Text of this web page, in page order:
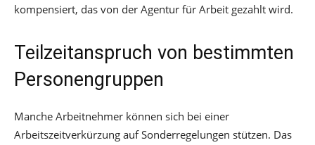
kompensiert, das von der Agentur für Arbeit gezahlt wird.
Teilzeitanspruch von bestimmten
Personengruppen
Manche Arbeitnehmer können sich bei einer
Arbeitszeitverkürzung auf Sonderregelungen stützen. Das